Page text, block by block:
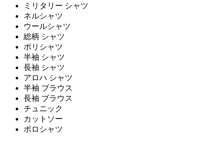
ミリタリー シャツ
ネルシャツ
ウールシャツ
総柄 シャツ
ポリシャツ
半袖 シャツ
長袖 シャツ
アロハ シャツ
半袖 ブラウス
長袖 ブラウス
チュニック
カットソー
ポロシャツ